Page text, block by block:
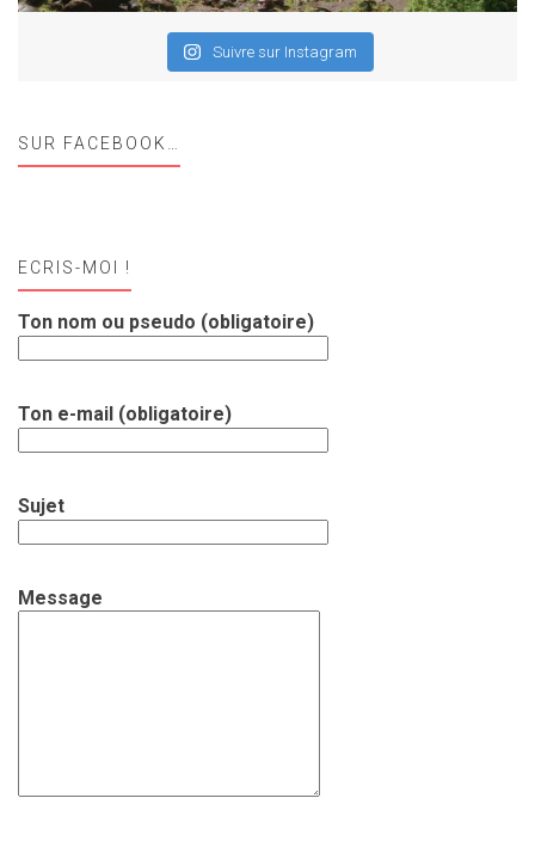
Suivre sur Instagram
SUR FACEBOOK…
ECRIS-MOI !
Ton nom ou pseudo (obligatoire)
Ton e-mail (obligatoire)
Sujet
Message